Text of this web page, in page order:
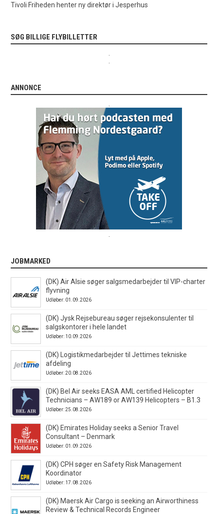
Tivoli Friheden henter ny direktør i Jesperhus
SØG BILLIGE FLYBILLETTER
ANNONCE
JOBMARKED
(DK) Air Alsie søger salgsmedarbejder til VIP-charter
flyvning
Udløber: 01.09.2026
(DK) Jysk Rejsebureau søger rejsekonsulenter til
salgskontorer i hele landet
Udløber: 10.09.2026
(DK) Logistikmedarbejder til Jettimes tekniske
afdeling
Udløber: 20.08.2026
(DK) Bel Air seeks EASA AML certified Helicopter
Technicians – AW189 or AW139 Helicopters – B1.3
Udløber: 25.08.2026
(DK) Emirates Holiday seeks a Senior Travel
Consultant – Denmark
Udløber: 01.09.2026
(DK) CPH søger en Safety Risk Management
Koordinator
Udløber: 17.08.2026
(DK) Maersk Air Cargo is seeking an Airworthiness
Review & Technical Records Engineer